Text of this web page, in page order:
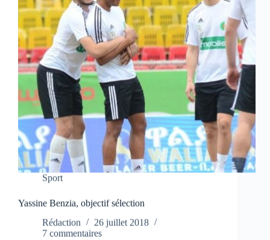
Sport
Yassine Benzia, objectif sélection
Rédaction
26 juillet 2018
7 commentaires